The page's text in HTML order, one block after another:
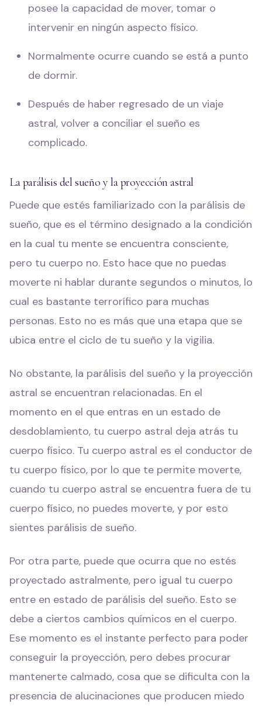
posee la capacidad de mover, tomar o
intervenir en ningún aspecto físico.
Normalmente ocurre cuando se está a punto
de dormir.
Después de haber regresado de un viaje
astral, volver a conciliar el sueño es
complicado.
La parálisis del sueño y la proyección astral
Puede que estés familiarizado con la parálisis de
sueño, que es el término designado a la condición
en la cual tu mente se encuentra consciente,
pero tu cuerpo no. Esto hace que no puedas
moverte ni hablar durante segundos o minutos, lo
cual es bastante terrorífico para muchas
personas. Esto no es más que una etapa que se
ubica entre el ciclo de tu sueño y la vigilia.
No obstante, la parálisis del sueño y la proyección
astral se encuentran relacionadas. En el
momento en el que entras en un estado de
desdoblamiento, tu cuerpo astral deja atrás tu
cuerpo físico. Tu cuerpo astral es el conductor de
tu cuerpo físico, por lo que te permite moverte,
cuando tu cuerpo astral se encuentra fuera de tu
cuerpo físico, no puedes moverte, y por esto
sientes parálisis de sueño.
Por otra parte, puede que ocurra que no estés
proyectado astralmente, pero igual tu cuerpo
entre en estado de parálisis del sueño. Esto se
debe a ciertos cambios químicos en el cuerpo.
Ese momento es el instante perfecto para poder
conseguir la proyección, pero debes procurar
mantenerte calmado, cosa que se dificulta con la
presencia de alucinaciones que producen miedo